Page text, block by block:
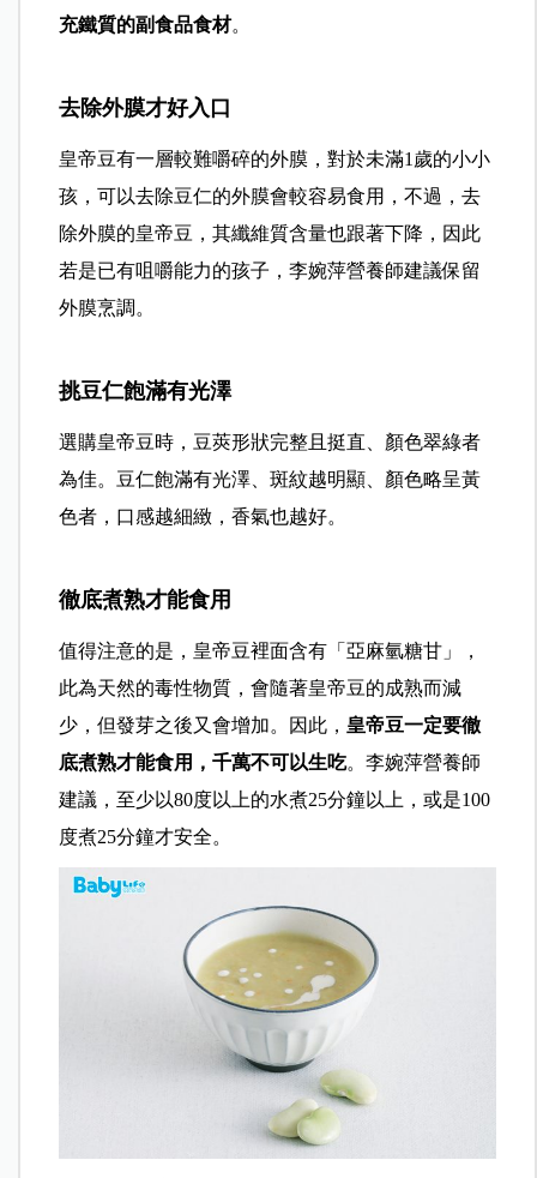
充鐵質的副食品食材。
去除外膜才好入口
皇帝豆有一層較難嚼碎的外膜，對於未滿1歲的小小
孩，可以去除豆仁的外膜會較容易食用，不過，去
除外膜的皇帝豆，其纖維質含量也跟著下降，因此
若是已有咀嚼能力的孩子，李婉萍營養師建議保留
外膜烹調。
挑豆仁飽滿有光澤
選購皇帝豆時，豆莢形狀完整且挺直、顏色翠綠者
為佳。豆仁飽滿有光澤、斑紋越明顯、顏色略呈黃
色者，口感越細緻，香氣也越好。
徹底煮熟才能食用
值得注意的是，皇帝豆裡面含有「亞麻氫糖甘」，
此為天然的毒性物質，會隨著皇帝豆的成熟而減
少，但發芽之後又會增加。因此， 皇帝豆一定要徹
底煮熟才能食用，千萬不可以生吃。李婉萍營養師
建議，至少以80度以上的水煮25分鐘以上，或是100
度煮25分鐘才安全。